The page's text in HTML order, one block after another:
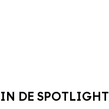
IN DE SPOTLIGHT